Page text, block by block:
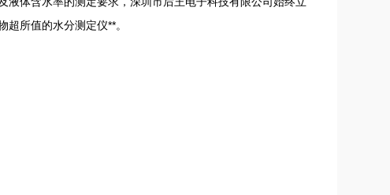
所值的水分测定仪**。